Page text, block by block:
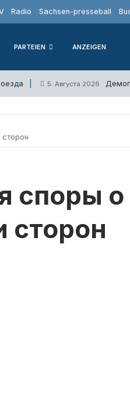
Radio Sachsen-presseball
PARTEIEN ANZEIGEN
5. Августа 2026
споры о
сторон